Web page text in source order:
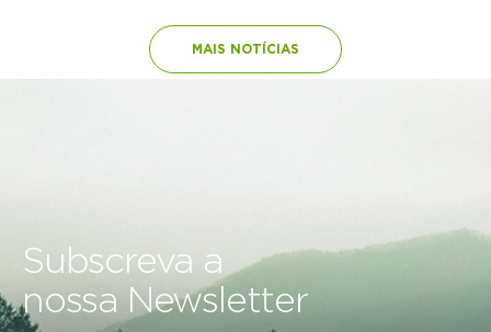
MAIS NOTÍCIAS
Subscreva a
nossa Newsletter